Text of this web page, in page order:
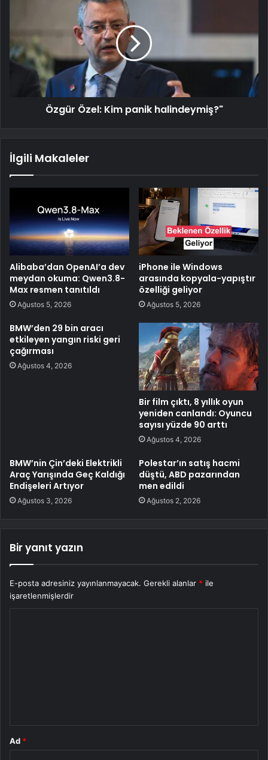
Özgür Özel: Kim panik halindeymiş?"
İlgili Makaleler
Alibaba’dan OpenAI’a dev
meydan okuma: Qwen3.8-
Max resmen tanıtıldı
Ağustos 5, 2026
iPhone ile Windows
arasında kopyala-yapıştır
özelliği geliyor
Ağustos 5, 2026
BMW’den 29 bin aracı
etkileyen yangın riski geri
çağırması
Ağustos 4, 2026
Bir film çıktı, 8 yıllık oyun
yeniden canlandı: Oyuncu
sayısı yüzde 90 arttı
Ağustos 4, 2026
BMW’nin Çin’deki Elektrikli
Araç Yarışında Geç Kaldığı
Endişeleri Artıyor
Ağustos 3, 2026
Polestar’ın satış hacmi
düştü, ABD pazarından
men edildi
Ağustos 2, 2026
Bir yanıt yazın
E-posta adresiniz yayınlanmayacak. Gerekli alanlar * ile
işaretlenmişlerdir
Ad *